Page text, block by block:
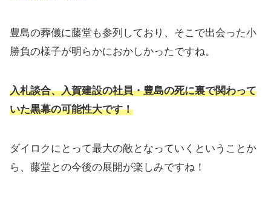
豊島の葬儀に藤堂も参列しており、そこで出会った小
勝負の様子が明らかにおかしかったですね。
入札談合、入賀建設の社員・豊島の死に裏で関わって
いた黒幕の可能性大です！
ダイロクにとって最大の敵となっていくということか
ら、藤堂との今後の展開が楽しみですね！